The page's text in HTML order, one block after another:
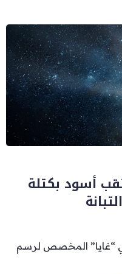
أسود بكتلة
“غايا” المخصص لرسم